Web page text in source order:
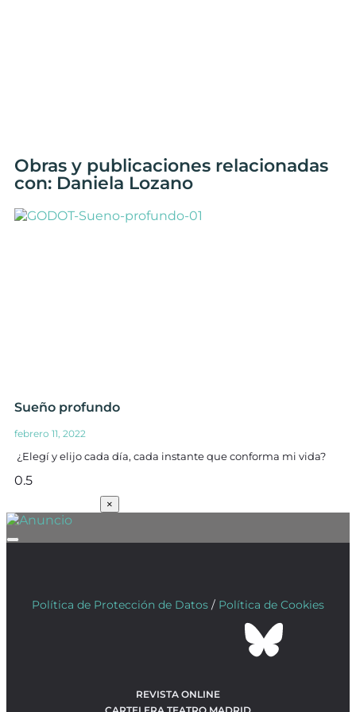
Obras y publicaciones relacionadas
con: Daniela Lozano
Sueño profundo
febrero 11, 2022
¿Elegí y elijo cada día, cada instante que conforma mi vida?
×
Política de Protección de Datos / Política de Cookies
REVISTA ONLINE